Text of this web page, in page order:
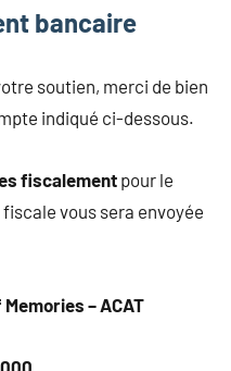
bancaire
soutien, merci de bien
indiqué ci-dessous.
fiscalementpour le
vous sera envoyée
– ACAT